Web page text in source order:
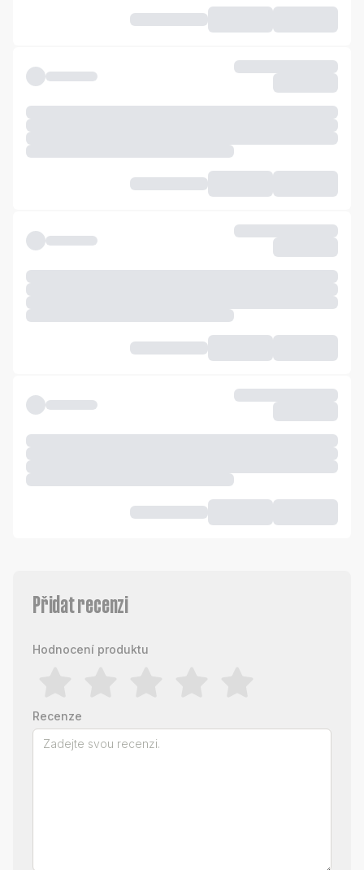
Přidat recenzi
Hodnocení produktu
Recenze